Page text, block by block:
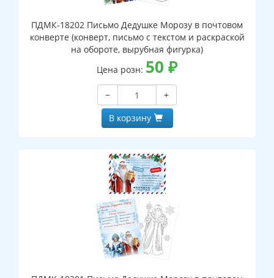
ПДМК-18202 Письмо Дедушке Морозу в почтовом
конверте (конверт, письмо с текстом и раскраской
на обороте, вырубная фигурка)
Цена розн: 50 ₽
−
+
В корзину